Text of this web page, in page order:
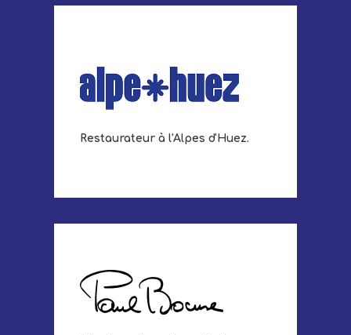
Restaurateur à l'Alpes d'Huez.